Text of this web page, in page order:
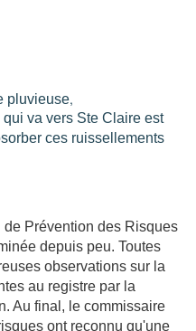
pluvieuse,
va vers Ste Claire est
ces ruissellements
Prévention des Risques
depuis peu. Toutes
observations sur la
au registre par la
Au final, le commissaire
ont reconnu qu'une